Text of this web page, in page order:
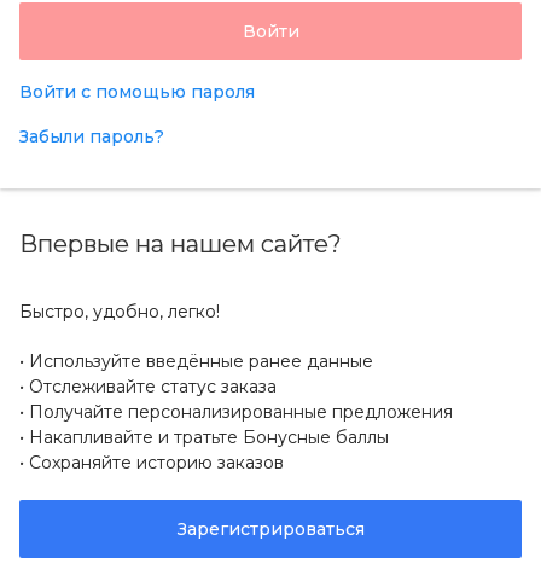
Войти
Войти с помощью пароля
Забыли пароль?
Впервые на нашем сайте?
Быстро, удобно, легко!
Используйте введённые ранее данные
Отслеживайте статус заказа
Получайте персонализированные предложения
Накапливайте и тратьте Бонусные баллы
Сохраняйте историю заказов
Зарегистрироваться